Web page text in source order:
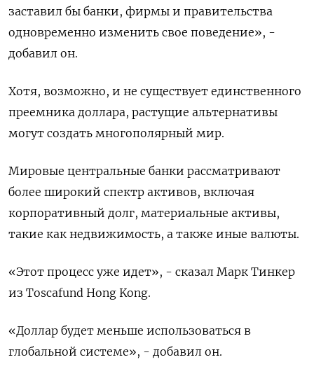
заставил бы банки, фирмы и правительства
одновременно изменить свое поведение», -
добавил он.
Хотя, возможно, и не существует единственного
преемника доллара, растущие альтернативы
могут создать многополярный мир.
Мировые центральные банки рассматривают
более широкий спектр активов, включая
корпоративный долг, материальные активы,
такие как недвижимость, а также иные валюты.
«Этот процесс уже идет», - сказал Марк Тинкер
из Toscafund Hong Kong.
«Доллар будет меньше использоваться в
глобальной системе», - добавил он.